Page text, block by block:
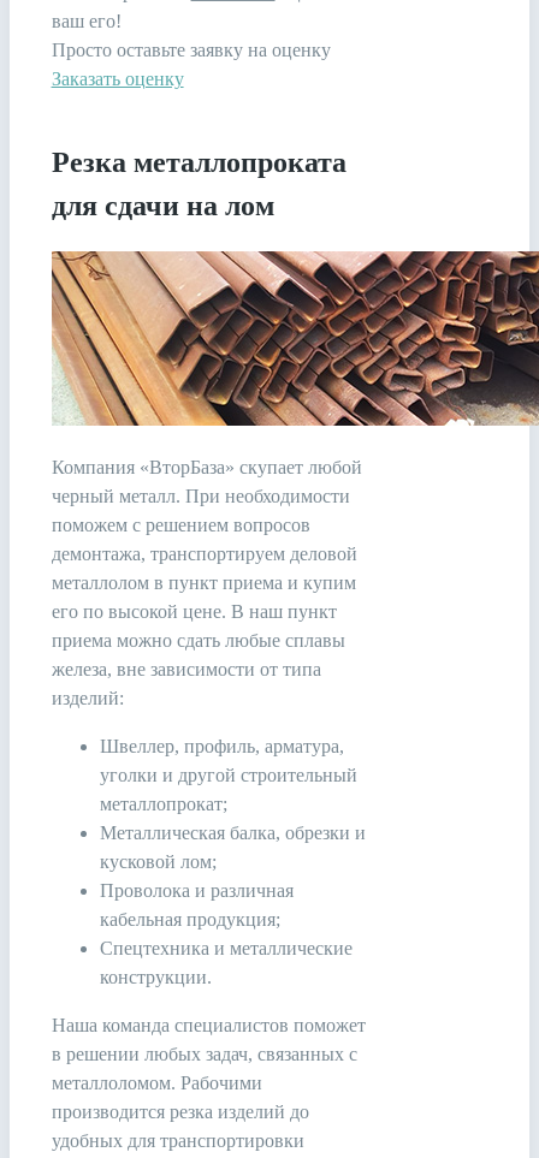
ваш его!
Просто оставьте заявку на оценку
Заказать оценку
Резка металлопроката
для сдачи на лом
Компания «ВторБаза» скупает любой
черный металл. При необходимости
поможем с решением вопросов
демонтажа, транспортируем деловой
металлолом в пункт приема и купим
его по высокой цене. В наш пункт
приема можно сдать любые сплавы
железа, вне зависимости от типа
изделий:
Швеллер, профиль, арматура,
уголки и другой строительный
металлопрокат;
Металлическая балка, обрезки и
кусковой лом;
Проволока и различная
кабельная продукция;
Спецтехника и металлические
конструкции.
Наша команда специалистов поможет
в решении любых задач, связанных с
металлоломом. Рабочими
производится резка изделий до
удобных для транспортировки